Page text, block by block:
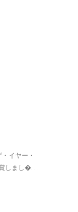
イヤー・
しまし�. . .